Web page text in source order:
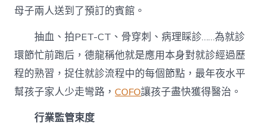
母子兩人送到了預訂的賓館。
抽血、拍PET-CT、骨穿刺、病理睬診……為就診
環節忙前跑后，德龍稱他就是應用本身對就診經過歷
程的熟習，捉住就診流程中的每個節點，最年夜水平
幫孩子家人少走彎路，COFO讓孩子盡快獲得醫治。
行業監管束度